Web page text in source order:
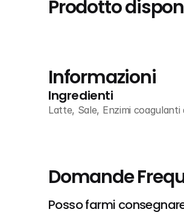
Prodotto
Informazioni
Ingredienti
Latte, Sale, Enzimi
Domande
Posso farmi